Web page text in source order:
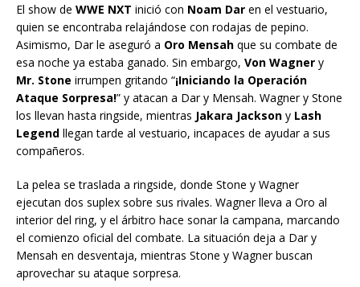
El show de WWE NXT inició con Noam Dar en el vestuario,
quien se encontraba relajándose con rodajas de pepino.
Asimismo, Dar le aseguró a Oro Mensah que su combate de
esa noche ya estaba ganado. Sin embargo, Von Wagner y
Mr. Stone irrumpen gritando “¡Iniciando la Operación
Ataque Sorpresa!” y atacan a Dar y Mensah. Wagner y Stone
los llevan hasta ringside, mientras Jakara Jackson y Lash
Legend llegan tarde al vestuario, incapaces de ayudar a sus
compañeros.
La pelea se traslada a ringside, donde Stone y Wagner
ejecutan dos suplex sobre sus rivales. Wagner lleva a Oro al
interior del ring, y el árbitro hace sonar la campana, marcando
el comienzo oficial del combate. La situación deja a Dar y
Mensah en desventaja, mientras Stone y Wagner buscan
aprovechar su ataque sorpresa.